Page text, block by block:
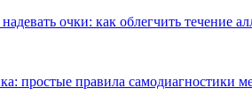
очки: как облегчить течение
простые правила самодиагностики